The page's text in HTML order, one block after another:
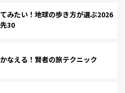
みたい！地球の歩き方が選ぶ2026
30
なえる！賢者の旅テクニック